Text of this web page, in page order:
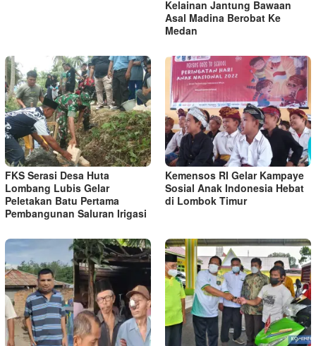
Kelainan Jantung Bawaan
Asal Madina Berobat Ke
Medan
FKS Serasi Desa Huta
Lombang Lubis Gelar
Peletakan Batu Pertama
Pembangunan Saluran Irigasi
Kemensos RI Gelar Kampaye
Sosial Anak Indonesia Hebat
di Lombok Timur